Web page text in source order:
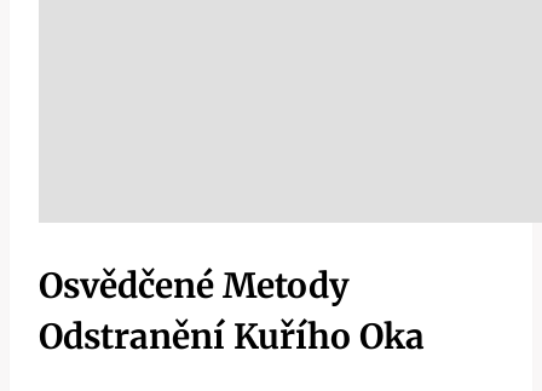
Osvědčené Metody
Odstranění Kuřího Oka